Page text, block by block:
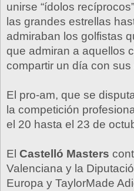
unirse “ídolos
las grandes estrellas
admiraban los golfistas
que admiran a aquellos
compartir un día con
El pro-am, que se
la competición
el 20 hasta el 23 de
El Castelló Masters
Valenciana y la
Europa y TaylorMade